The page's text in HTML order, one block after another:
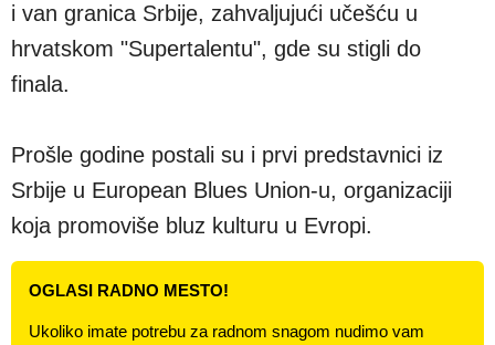
i van granica Srbije, zahvaljujući učešću u
hrvatskom "Supertalentu", gde su stigli do
finala.
Prošle godine postali su i prvi predstavnici iz
Srbije u European Blues Union-u, organizaciji
koja promoviše bluz kulturu u Evropi.
OGLASI RADNO MESTO!
Ukoliko imate potrebu za radnom snagom nudimo vam